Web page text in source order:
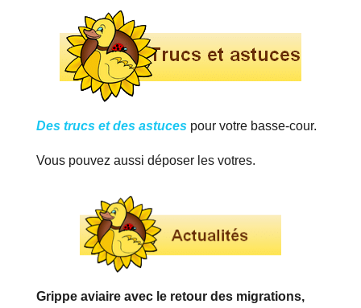
Des trucs et des astucespour votre basse-cour.
Vous pouvez aussi déposer les votres.
Grippe aviaire avec le retour des migrations,